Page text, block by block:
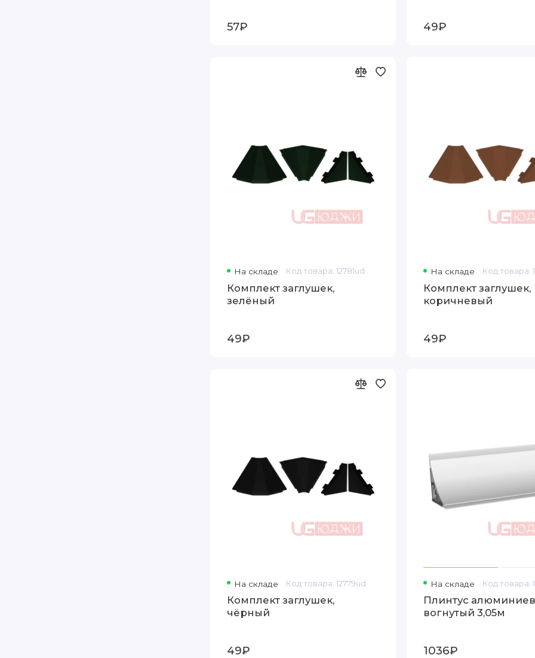
57₽ 49₽
На складе Код товара: 12781ud
Комплект заглушек,
зелёный
49₽
На складе Код товара:
Комплект заглушек,
коричневый
49₽
На складе Код товара: 12779ud
Комплект заглушек,
чёрный
49₽
На складе Код товара:
Плинтус
вогнутый 3,05м
1036₽